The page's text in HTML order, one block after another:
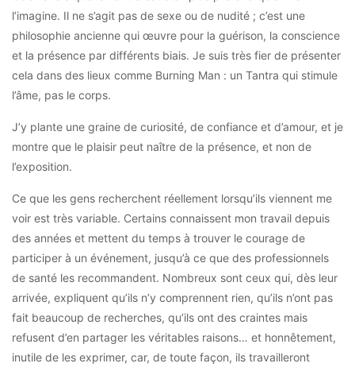
l’imagine. Il ne s’agit pas de sexe ou de nudité ; c’est une
philosophie ancienne qui œuvre pour la guérison, la conscience
et la présence par différents biais. Je suis très fier de présenter
cela dans des lieux comme Burning Man : un Tantra qui stimule
l’âme, pas le corps.
J’y plante une graine de curiosité, de confiance et d’amour, et je
montre que le plaisir peut naître de la présence, et non de
l’exposition.
Ce que les gens recherchent réellement lorsqu’ils viennent me
voir est très variable. Certains connaissent mon travail depuis
des années et mettent du temps à trouver le courage de
participer à un événement, jusqu’à ce que des professionnels
de santé les recommandent. Nombreux sont ceux qui, dès leur
arrivée, expliquent qu’ils n’y comprennent rien, qu’ils n’ont pas
fait beaucoup de recherches, qu’ils ont des craintes mais
refusent d’en partager les véritables raisons… et honnêtement,
inutile de les exprimer, car, de toute façon, ils travailleront